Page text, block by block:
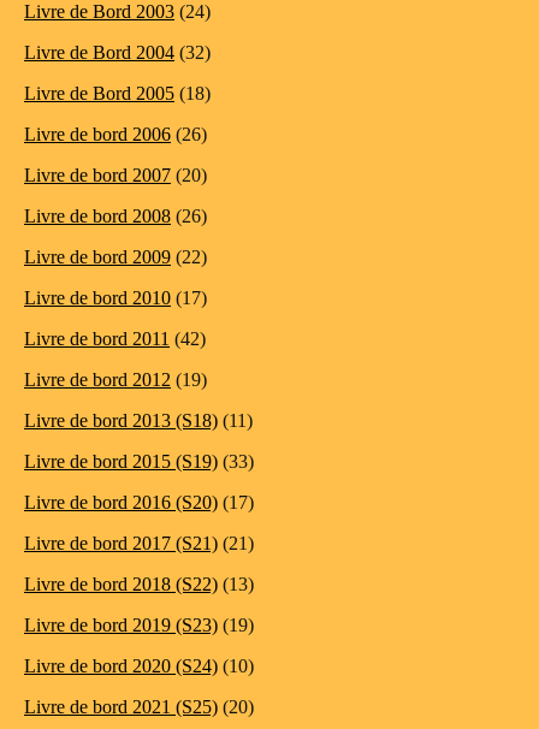
Livre de Bord 2003 (24)
Livre de Bord 2004 (32)
Livre de Bord 2005 (18)
Livre de bord 2006 (26)
Livre de bord 2007 (20)
Livre de bord 2008 (26)
Livre de bord 2009 (22)
Livre de bord 2010 (17)
Livre de bord 2011 (42)
Livre de bord 2012 (19)
Livre de bord 2013 (S18) (11)
Livre de bord 2015 (S19) (33)
Livre de bord 2016 (S20) (17)
Livre de bord 2017 (S21) (21)
Livre de bord 2018 (S22) (13)
Livre de bord 2019 (S23) (19)
Livre de bord 2020 (S24) (10)
Livre de bord 2021 (S25) (20)